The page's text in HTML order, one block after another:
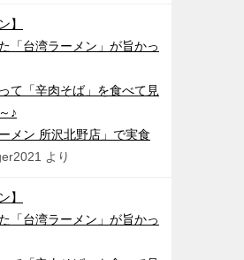
】
「台湾ラーメン」が旨かっ
て「辛肉そば」を食べて見
♪
ーメン 所沢北野店」で実食
より
】
「台湾ラーメン」が旨かっ